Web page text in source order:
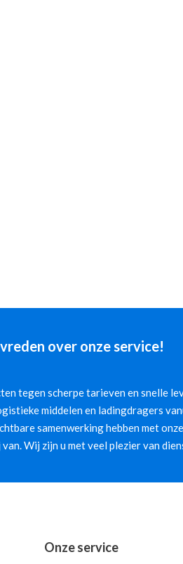
over onze service!
tegen scherpe tarieven en snelle
middelen en ladingdragers
samenwerking hebben met
Wij zijn u met veel plezier van
Onze service